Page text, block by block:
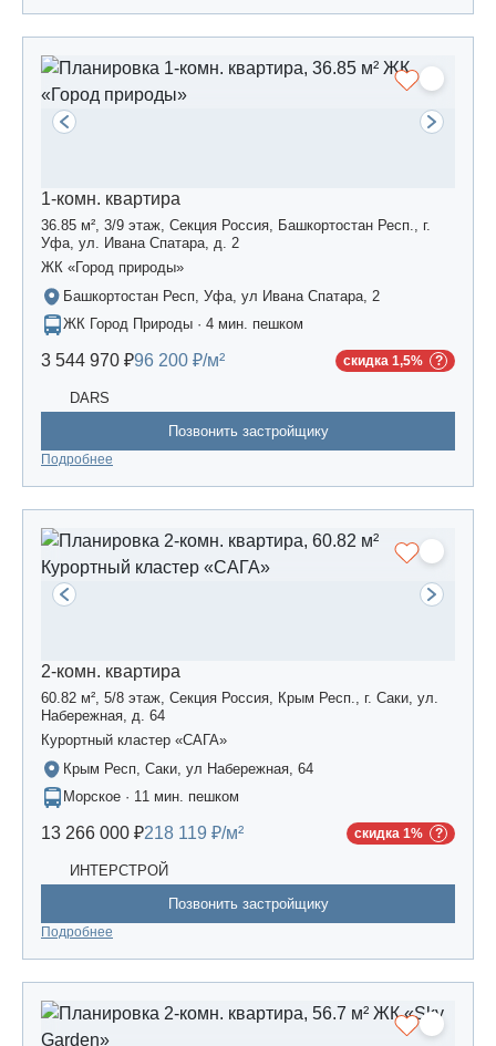
1-комн. квартира
36.85 м², 3/9 этаж, Секция Россия, Башкортостан Респ., г.
Уфа, ул. Ивана Спатара, д. 2
ЖК «Город природы»
Башкортостан Респ, Уфа, ул Ивана Спатара, 2
ЖК Город Природы · 4 мин. пешком
3 544 970 ₽96 200 ₽/м² скидка 1,5%
DARS
Позвонить застройщику
Подробнее
2-комн. квартира
60.82 м², 5/8 этаж, Секция Россия, Крым Респ., г. Саки, ул.
Набережная, д. 64
Курортный кластер «САГА»
Крым Респ, Саки, ул Набережная, 64
Морское · 11 мин. пешком
13 266 000 ₽218 119 ₽/м² скидка 1%
ИНТЕРСТРОЙ
Позвонить застройщику
Подробнее